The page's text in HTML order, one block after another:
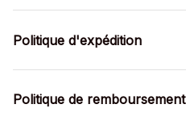
Politique d'expédition
Politique de remboursement